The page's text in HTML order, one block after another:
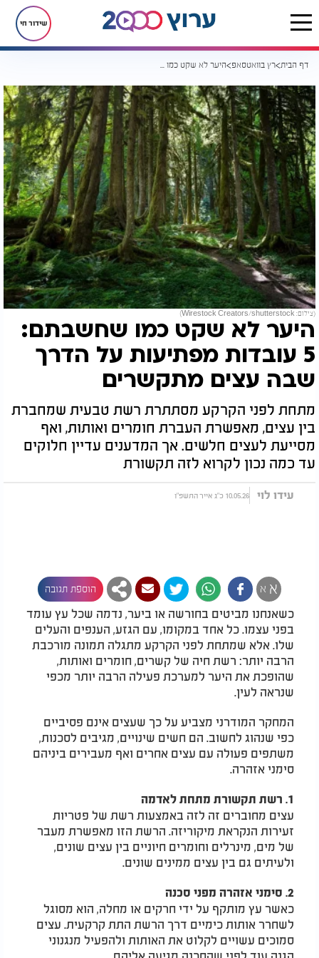
שידור חי
דף הבית רץ בוואטסאפ היער לא שקט כמו שחשבתם: 5 עובדות מפתיעות על הדרך שבה עצים מתקשרים
(צילום: Wirestock Creators/shutterstock)
היער לא שקט כמו שחשבתם:
5 עובדות מפתיעות על הדרך
שבה עצים מתקשרים
מתחת לפני הקרקע מסתתרת רשת טבעית שמחברת
בין עצים, מאפשרת העברת חומרים ואותות, ואף
מסייעת לעצים חלשים. אך המדענים עדיין חלוקים
עד כמה נכון לקרוא לזה תקשורת
עידו לוי 10.05.26 כ"ג אייר התשפ"ו
א א הוספת תגובה
כשאנחנו מביטים בחורשה או ביער, נדמה שכל עץ עומד
בפני עצמו. כל אחד במקומו, עם הגזע, הענפים והעלים
שלו. אלא שמתחת לפני הקרקע מתגלה תמונה מורכבת
הרבה יותר: רשת חיה של קשרים, חומרים ואותות,
שהופכת את היער למערכת פעילה הרבה יותר מכפי
שנראה לעין.
המחקר המודרני מצביע על כך שעצים אינם פסיביים
כפי שנהוג לחשוב. הם חשים שינויים, מגיבים לסכנות,
משתפים פעולה עם עצים אחרים ואף מעבירים ביניהם
סימני אזהרה.
1. רשת תקשורת מתחת לאדמה
עצים מחוברים זה לזה באמצעות רשת של פטריות
זעירות הנקראת מיקוריזה. הרשת הזו מאפשרת מעבר
של מים, מינרלים וחומרים חיוניים בין עצים שונים,
ולעיתים גם בין עצים ממינים שונים.
2. סימני אזהרה מפני סכנה
כאשר עץ מותקף על ידי חרקים או מחלה, הוא מסוגל
לשחרר אותות כימיים דרך הרשת התת קרקעית. עצים
סמוכים עשויים לקלוט את האותות ולהפעיל מנגנוני